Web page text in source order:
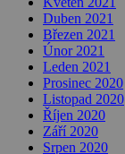
Duben 2021
Březen 2021
Únor 2021
Leden 2021
Prosinec 2020
Listopad 2020
Říjen 2020
Září 2020
Srpen 2020